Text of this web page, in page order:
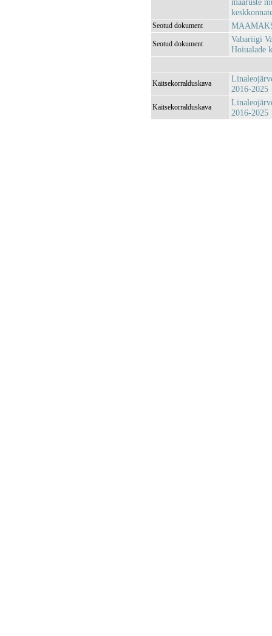
Seotud dokument
Seotud dokument
Vabariigi
Hoiualade
Kaitsekorralduskava
2016-2025
Kaitsekorralduskava
2016-2025